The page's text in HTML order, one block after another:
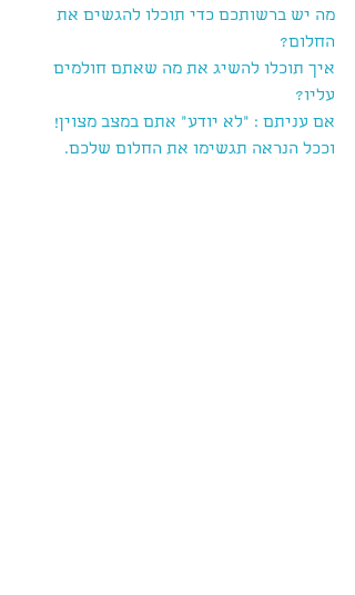
מה יש ברשותכם כדי תוכלו להגשים את
החלום?
איך תוכלו להשיג את מה שאתם חולמים
עליו?
אם עניתם : "לא יודע" אתם במצב מצוין!
וככל הנראה תגשימו את החלום שלכם.